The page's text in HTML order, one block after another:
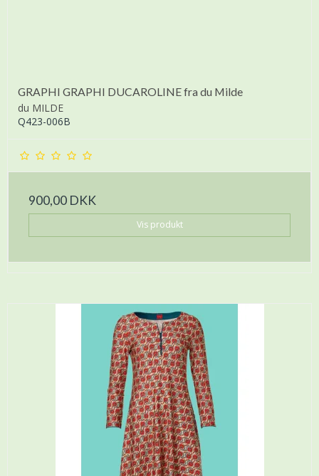
GRAPHI GRAPHI DUCAROLINE fra du Milde
du MILDE
Q423-006B
900,00 DKK
Vis produkt